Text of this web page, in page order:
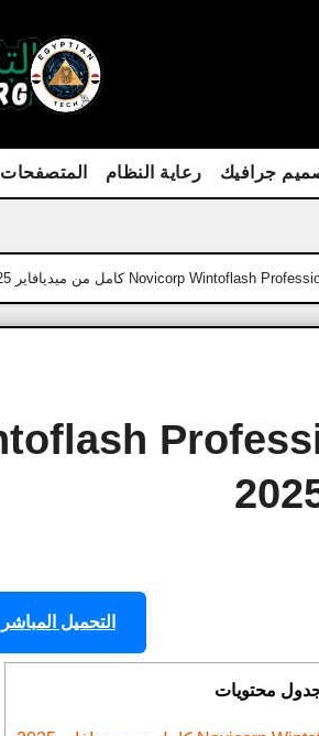
جرافيك رعاية النظام المتصفحات
التحميل المباشر
جدول محتويات